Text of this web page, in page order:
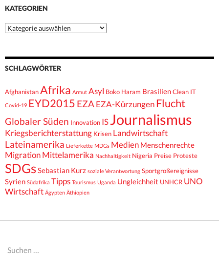
KATEGORIEN
Kategorien
SCHLAGWÖRTER
AfghanistanAfrika Armut Asyl Boko Haram BrasilienClean IT
Covid-19 EYD2015 EZA EZA-Kürzungen Flucht
Globaler Süden Innovation IS Journalismus
Kriegsberichterstattung Krisen Landwirtschaft
Lateinamerika Lieferkette MDGs Medien Menschenrechte
Migration Mittelamerika Nachhaltigkeit Nigeria Preise Proteste
SDGsSebastian Kurz soziale Verantwortung Sportgroßereignisse
Syrien Südafrika Tipps Tourismus Uganda Ungleichheit UNHCR UNO
Wirtschaft Ägypten Äthiopien
Suchen